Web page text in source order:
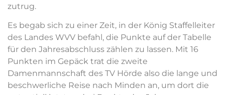
zutrug.
Es begab sich zu einer Zeit, in der König Staffelleiter
des Landes WVV befahl, die Punkte auf der Tabelle
für den Jahresabschluss zählen zu lassen. Mit 16
Punkten im Gepäck trat die zweite
Damenmannschaft des TV Hörde also die lange und
beschwerliche Reise nach Minden an, um dort die